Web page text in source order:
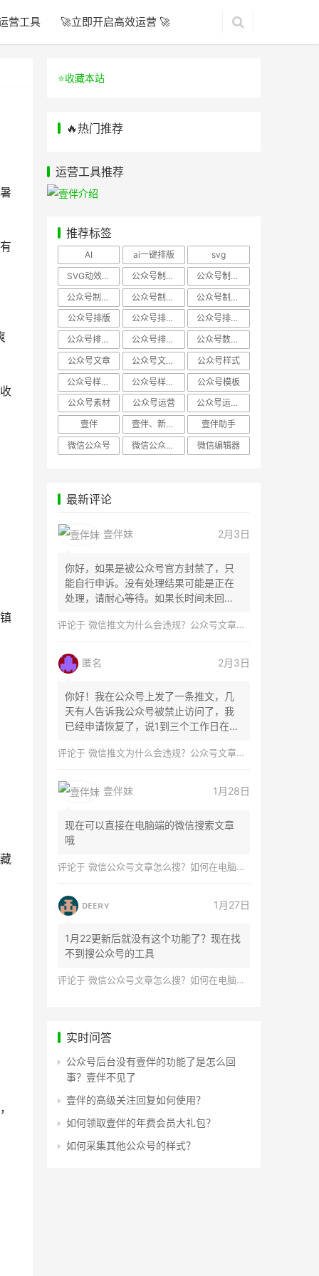
营工具 🚀立即开启高效运营 🚀
⭐️收藏本站
🔥热门推荐
运营工具推荐
推荐标签
AI ai一键排版
svg
SVG动效样式
公众号制作、公众号排版
公众号制作、公众号模板
公众号制作、微信编辑器
公众号制作，公众号排版
公众号制作，公众号排版、微信编辑器
公众号排版
公众号排版，公众号模板
公众号排版，公众号素材
公众号排版，微信编辑器
公众号排版，排版样式
公众号数据分析
公众号文章
公众号文章、公众号运营
公众号样式
公众号样式，微信公众号排版
公众号样式，微信编辑器
公众号模板
公众号素材
公众号运营
公众号运营，公众号编辑器
壹伴
壹伴、新媒体运营
壹伴助手
微信公众号
微信公众号，样式模板、公众号样式 微信编辑器
最新评论
壹伴妹 2月3日
你好，如果是被公众号官方封禁了，只
能自行申诉。没有处理结果可能是正在
处理，请耐心等待。如果长时间未回
评论于 微信推文为什么会违规？公众号文章怎么检测是否违规？
匿名 2月3日
你好！我在公众号上发了一条推文，几
天有人告诉我公众号被禁止访问了，我
已经申请恢复了，说1到三个工作日在微
评论于 微信推文为什么会违规？公众号文章怎么检测是否违规？
壹伴妹 1月28日
现在可以直接在电脑端的微信搜索文章
哦
评论于 微信公众号文章怎么搜？如何在电脑上搜索公众号文章？
ᴅᴇᴇʀʏ 1月27日
1月22更新后就没有这个功能了？现在找
不到搜公众号的工具
评论于 微信公众号文章怎么搜？如何在电脑上搜索公众号文章？
实时问答
公众号后台没有壹伴的功能了是怎么回
事？壹伴不见了
壹伴的高级关注回复如何使用？
如何领取壹伴的年费会员大礼包？
如何采集其他公众号的样式？